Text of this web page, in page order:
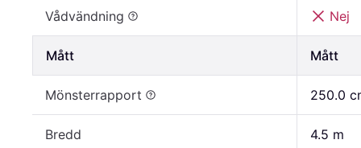
Vådvändning Nej
Mått Mått
Mönsterrapport 250.0
Bredd 4.5 m